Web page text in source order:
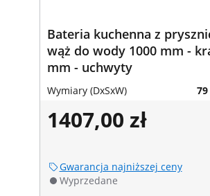
Bateria kuchenna z
wąż do wody 1000 mm -
mm - uchwyty
Wymiary (DxSxW)
1407,00 zł
Gwarancja najniższej ceny
Wyprzedane